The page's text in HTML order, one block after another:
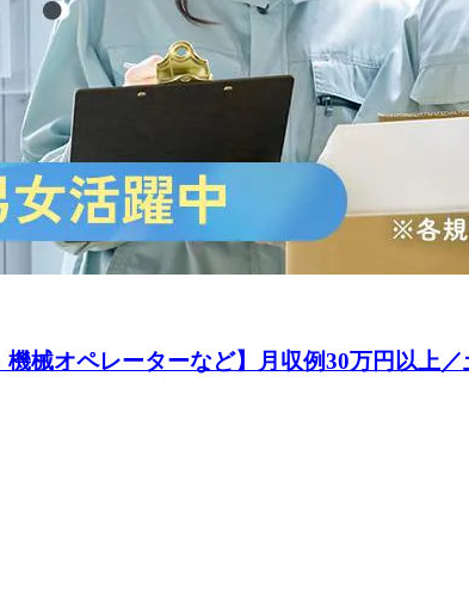
機械オペレーターなど】月収例30万円以上